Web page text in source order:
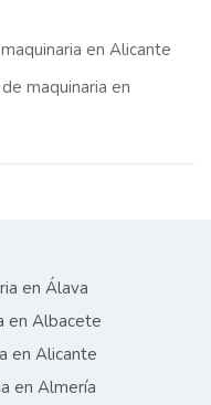
en Alicante
maquinaria en
en Álava
en Albacete
en Alicante
en Almería